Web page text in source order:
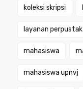
koleksi skripsi
layanan
mahasiswa
mahasiswa upnvj